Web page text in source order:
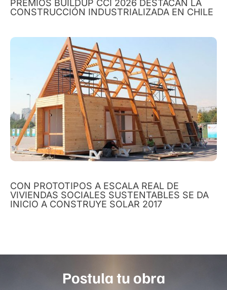
PREMIOS BUILDUP CCI 2026 DESTACAN LA
CONSTRUCCIÓN INDUSTRIALIZADA EN CHILE
CON PROTOTIPOS A ESCALA REAL DE
VIVIENDAS SOCIALES SUSTENTABLES SE DA
INICIO A CONSTRUYE SOLAR 2017
Postula tu obra